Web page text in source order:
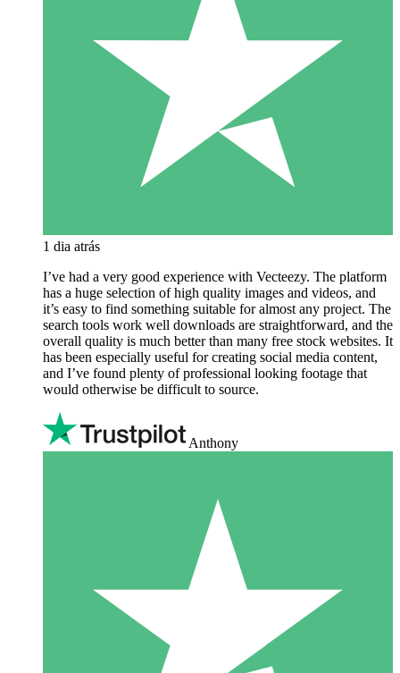
1 dia atrás
I’ve had a very good experience with Vecteezy. The platform
has a huge selection of high quality images and videos, and
it’s easy to find something suitable for almost any project. The
search tools work well downloads are straightforward, and the
overall quality is much better than many free stock websites. It
has been especially useful for creating social media content,
and I’ve found plenty of professional looking footage that
would otherwise be difficult to source.
Anthony